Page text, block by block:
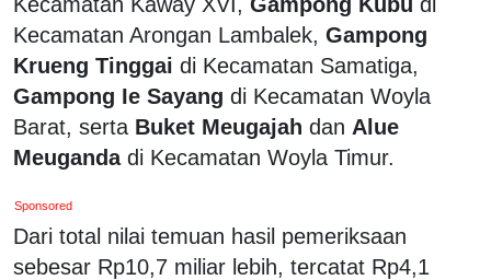
Kecamatan Arongan Lambalek, Gampong
Krueng Tinggai di Kecamatan Samatiga,
Gampong Ie Sayang di Kecamatan Woyla
Barat, serta Buket Meugajah dan Alue
Meugandadi Kecamatan Woyla Timur.
Sponsored
Dari total nilai temuan hasil pemeriksaan
sebesar Rp10,7 miliar lebih, tercatat Rp4,1